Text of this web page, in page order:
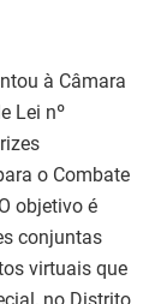
à Câmara
Lei nº
o Combate
objetivo é
conjuntas
virtuais que